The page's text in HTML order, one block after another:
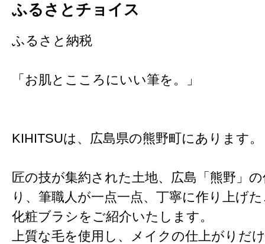
ふるさとチョイス
ふるさと納税
「お肌とこころにいい筆を。」
KIHITSUは、広島県の熊野町にあります。
匠の技が集約された土地、広島「熊野」
り、筆職人が一点一点、丁寧に作り上げ
化粧ブラシをご紹介いたします。
上質な毛を使用し、メイクの仕上がりだ